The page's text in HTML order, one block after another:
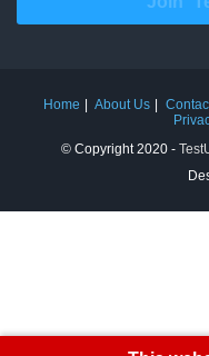
Home About Us
© Copyright 2020 -